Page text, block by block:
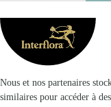
Interflora